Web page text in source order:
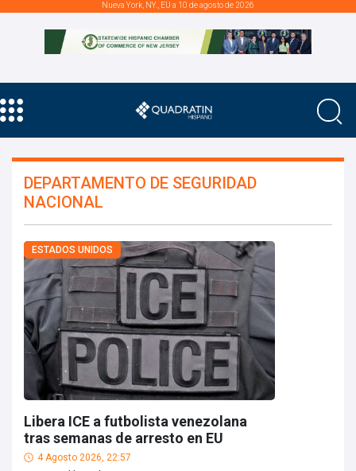
Nueva York, NY., EU a 10 de agosto de 2026
DEPARTAMENTO DE SEGURIDAD
NACIONAL
ESTADOS UNIDOS
Libera ICE a futbolista venezolana
tras semanas de arresto en EU
4 Agosto 2026, 22:57